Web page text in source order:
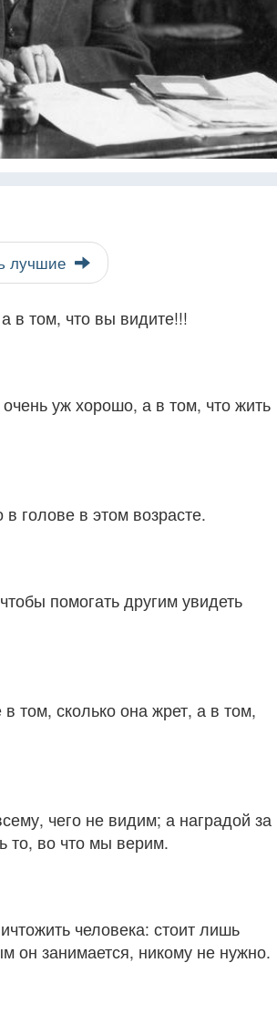
лучшие
в том, что вы видите!!!
уж хорошо, а в том, что жить
голове в этом возрасте.
помогать другим увидеть
том, сколько она жрет, а в том,
чего не видим; а наградой за
то, во что мы верим.
человека: стоит лишь
он занимается, никому не нужно.